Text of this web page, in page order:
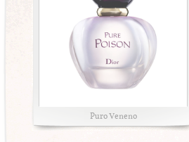
Puro Veneno